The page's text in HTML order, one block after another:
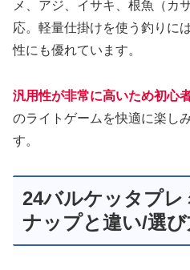
メ、アジ、イサキ、根魚（カ
応。軽量仕掛けを使う釣りに
性にも優れています。
汎用性が非常に高いため初心
のライトゲームを快適に楽し
す。
24バルケッタプ
ナップと違い/選